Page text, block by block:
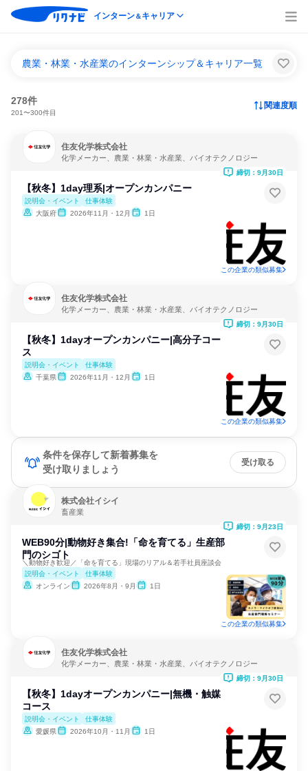
インターン＆キャリア
農業・林業・水産業のインターンシップ＆キャリア一覧
278件
201〜300件目
関連度順
住友化学株式会社
化学メーカー、農業・林業・水産業、バイオテクノロジー
【秋冬】1day理系|オープンカンパニー
説明会・イベント
仕事体験
大阪府
2026年11月・12月 1日
締切：9月30日
この企業の類似募集
住友化学株式会社
化学メーカー、農業・林業・水産業、バイオテクノロジー
【秋冬】1dayオープンカンパニー|⾼分⼦コー
ス
説明会・イベント
仕事体験
千葉県
2026年11月・12月 1日
締切：9月30日
この企業の類似募集
条件を保存して新着募集を
受け取りましょう
受け取る
株式会社イシイ
畜産業
WEB90分|動物好き集合!「命を育てる」生産部
門のシゴト
＼動物好き歓迎／「命を育てる」現場のリアル＆若手社員座談会
説明会・イベント
仕事体験
オンライン
2026年8月・9月 1日
締切：9月23日
この企業の類似募集
住友化学株式会社
化学メーカー、農業・林業・水産業、バイオテクノロジー
【秋冬】1dayオープンカンパニー|無機・触媒
コース
説明会・イベント
仕事体験
愛媛県
2026年10月・11月 1日
締切：9月30日